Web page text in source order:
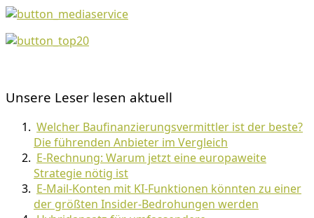
Unsere Leser lesen aktuell
Welcher Baufinanzierungsvermittler ist der beste?
Die führenden Anbieter im Vergleich
E-Rechnung: Warum jetzt eine europaweite
Strategie nötig ist
E-Mail-Konten mit KI-Funktionen könnten zu einer
der größten Insider-Bedrohungen werden